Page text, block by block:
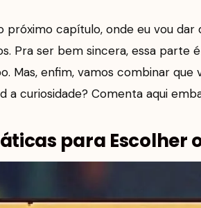
próximo capítulo, onde eu vou
Pra ser bem sincera, essa parte
Mas, enfim, vamos combinar que
a curiosidade? Comenta aqui
para Escolher